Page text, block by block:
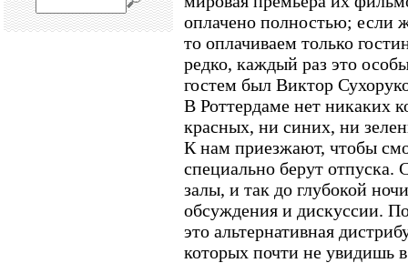
оплачено полностью; если
то оплачиваем только
редко, каждый раз это
гостем был Виктор
В Роттердаме нет никаких
красных, ни синих, ни
К нам приезжают, чтобы
специально берут отпуска.
залы, и так до глубокой
обсуждения и дискуссии.
это альтернативная
которых почти не увидишь